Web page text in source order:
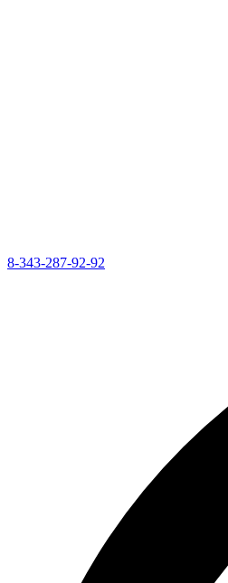
8-343-287-92-92